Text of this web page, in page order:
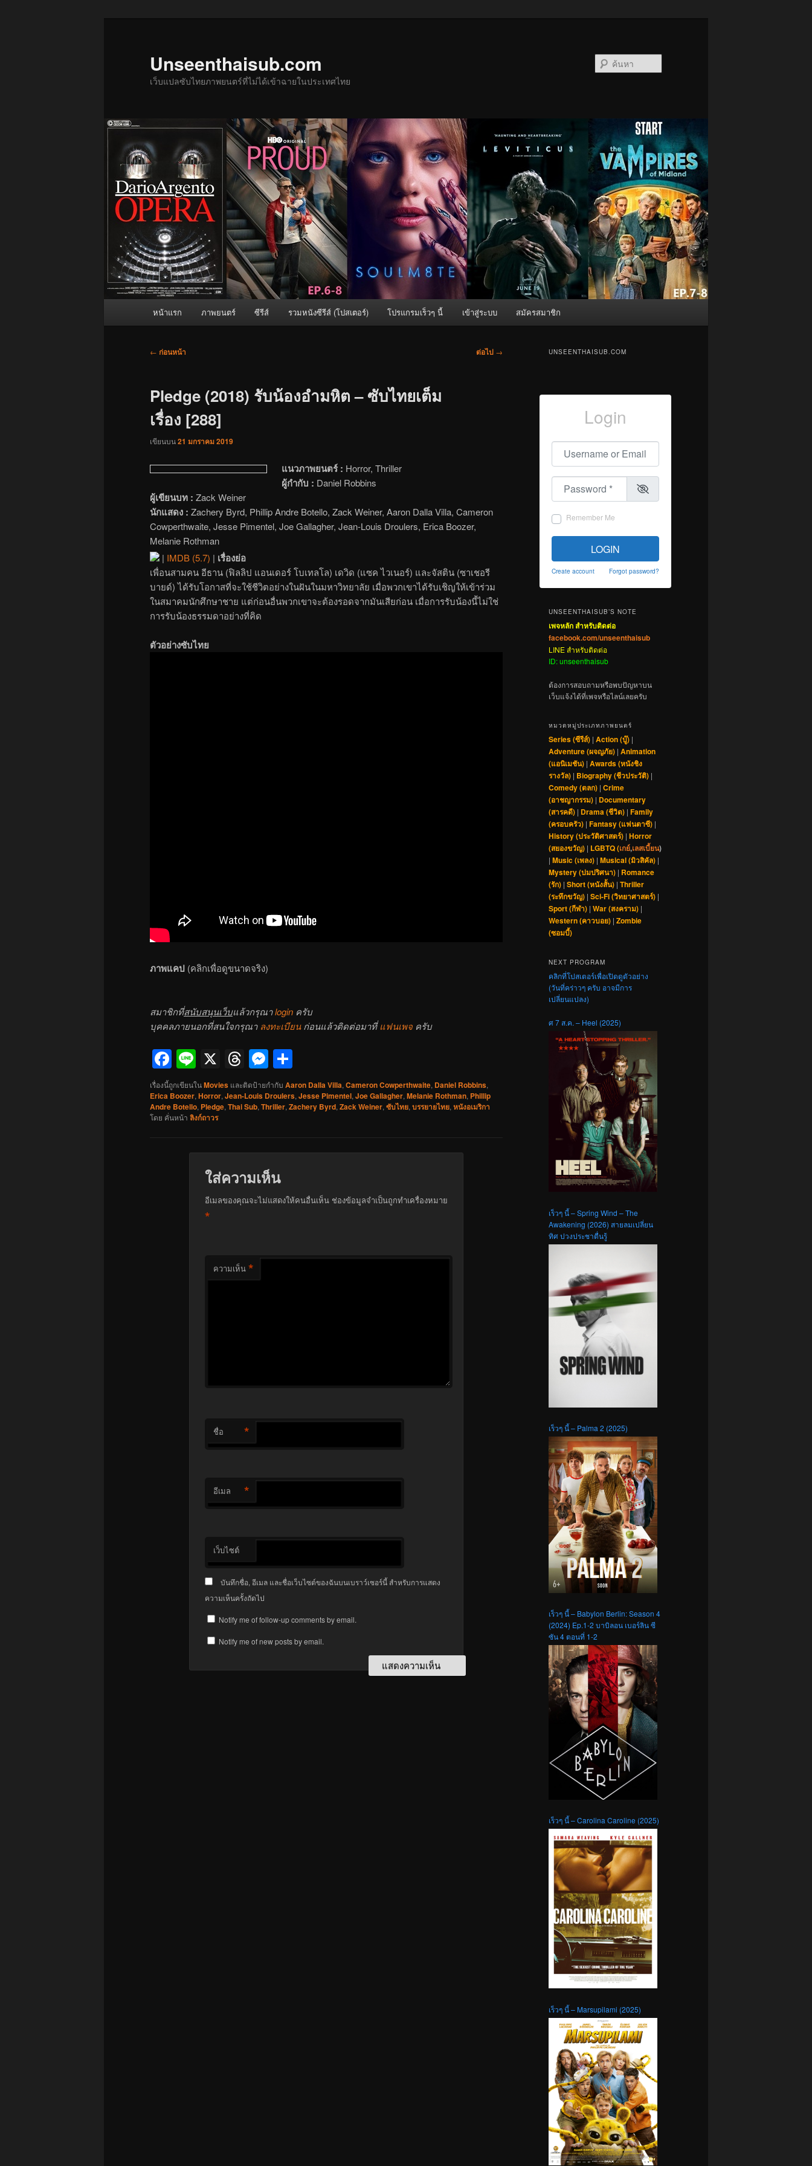
Unseenthaisub.com
เว็บแปลซับไทยภาพยนตร์ที่ไม่ได้เข้าฉายในประเทศไทย
หน้าแรก ภาพยนตร์ ซีรีส์ รวมหนังซีรีส์ (โปสเตอร์) โปรแกรมเร็วๆ นี้ เข้าสู่ระบบ สมัครสมาชิก
เมนู
← ก่อนหน้า ต่อไป →
Pledge (2018) รับน้องอำมหิต – ซับไทยเต็ม
เรื่อง [288]
เขียนบน21 มกราคม 2019
แนวภาพยนตร์ : Horror, Thriller
ผู้กำกับ : Daniel Robbins
ผู้เขียนบท : Zack Weiner
นักแสดง : Zachery Byrd, Phillip Andre Botello, Zack Weiner, Aaron Dalla Villa, Cameron
Cowperthwaite, Jesse Pimentel, Joe Gallagher, Jean-Louis Droulers, Erica Boozer,
Melanie Rothman
| IMDB (5.7) | เรื่องย่อ
เพื่อนสามคน อีธาน (ฟิลลิป แอนเดอร์ โบเทลโล) เดวิด (แซค ไวเนอร์) และจัสติน (ซาเชอรี
บายด์) ได้รับโอกาสที่จะใช้ชีวิตอย่างในฝันในมหาวิทยาลัย เมื่อพวกเขาได้รับเชิญให้เข้าร่วม
ในสมาคมนักศึกษาชาย แต่ก่อนอื่นพวกเขาจะต้องรอดจากมันเสียก่อน เมื่อการรับน้องนี้ไม่ใช่
การรับน้องธรรมดาอย่างที่คิด
ตัวอย่างซับไทย
ภาพแคป (คลิกเพื่อดูขนาดจริง)
สมาชิกที่สนับสนุนเว็บแล้วกรุณาlogin ครับ
บุคคลภายนอกที่สนใจกรุณา ลงทะเบียนก่อนแล้วติดต่อมาที่แฟนเพจ ครับ
Facebook
Line
X Threads
Messenger
เรื่องนี้ถูกเขียนในMovies และติดป้ายกำกับ Aaron Dalla Villa, Cameron Cowperthwaite, Daniel Robbins,
Erica Boozer, Horror, Jean-Louis Droulers, Jesse Pimentel, Joe Gallagher, Melanie Rothman, Phillip
Andre Botello, Pledge, Thai Sub, Thriller, Zachery Byrd, Zack Weiner, ซับไทย, บรรยายไทย, หนังอเมริกา
โดย คั่นหน้า ลิงก์ถาวร
ใส่ความเห็น
อีเมลของคุณจะไม่แสดงให้คนอื่นเห็น ช่องข้อมูลจำเป็นถูกทำเครื่องหมาย
*
ความเห็น *
ชื่อ *
อีเมล *
เว็บไซต์
บันทึกชื่อ, อีเมล และชื่อเว็บไซต์ของฉันบนเบราว์เซอร์นี้ สำหรับการแสดง
ความเห็นครั้งถัดไป
Notify me of follow-up comments by email.
Notify me of new posts by email.
UNSEENTHAISUB.COM
Login
Username or Email
Password
Remember Me
LOGIN
Create account Forgot password?
UNSEENTHAISUB’S NOTE
เพจหลัก สำหรับติดต่อ
facebook.com/unseenthaisub
LINE สำหรับติดต่อ
ID: unseenthaisub
ต้องการสอบถามหรือพบปัญหาบน
เว็บแจ้งได้ที่เพจหรือไลน์เลยครับ
หมวดหมู่ประเภทภาพยนตร์
Series (ซีรีส์) | Action (บู๊) |
Adventure (ผจญภัย) | Animation
(แอนิเมชัน) | Awards (หนังชิง
รางวัล) | Biography (ชีวประวัติ) |
Comedy (ตลก) | Crime
(อาชญากรรม) | Documentary
(สารคดี) | Drama (ชีวิต) | Family
(ครอบครัว) | Fantasy (แฟนตาซี) |
History (ประวัติศาสตร์) | Horror
(สยองขวัญ) | LGBTQ (เกย์,เลสเบี้ยน)
| Music (เพลง) | Musical (มิวสิคัล) |
Mystery (ปมปริศนา) | Romance
(รัก) | Short (หนังสั้น) | Thriller
(ระทึกขวัญ) | Sci-Fi (วิทยาศาสตร์) |
Sport (กีฬา) | War (สงคราม) |
Western (คาวบอย) | Zombie
(ซอมบี้)
NEXT PROGRAM
คลิกที่โปสเตอร์เพื่อเปิดดูตัวอย่าง
(วันที่คร่าวๆ ครับ อาจมีการ
เปลี่ยนแปลง)
ศ 7 ส.ค. – Heel (2025)
เร็วๆ นี้ – Spring Wind – The
Awakening (2026) สายลมเปลี่ยน
ทิศ ปวงประชาตื่นรู้
เร็วๆ นี้ – Palma 2 (2025)
เร็วๆ นี้ – Babylon Berlin: Season 4
(2024) Ep.1-2 บาบิลอน เบอร์ลิน ซี
ซัน 4 ตอนที่ 1-2
เร็วๆ นี้ – Carolina Caroline (2025)
เร็วๆ นี้ – Marsupilami (2025)